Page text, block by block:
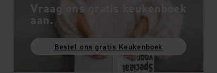
Vraag ons gratis keukenboek
aan.
Bestel ons gratis Keukenboek